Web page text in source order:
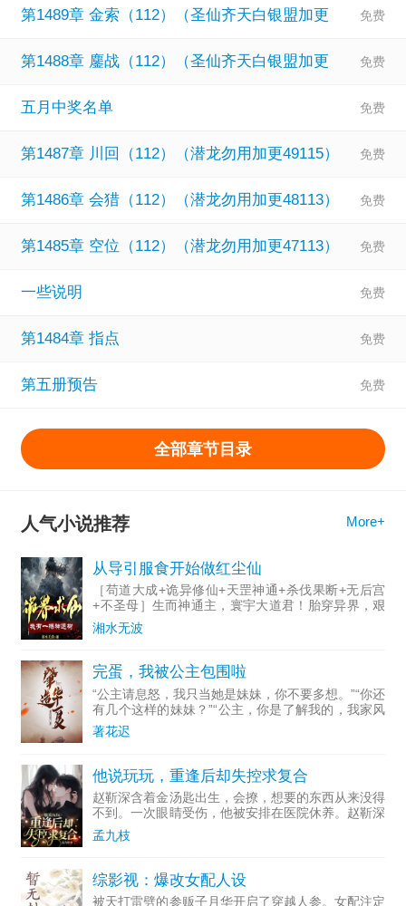
第1489章 金索（112）（圣仙齐天白银盟加更
第1488章 鏖战（112）（圣仙齐天白银盟加更
五月中奖名单
第1487章 川回（112）（潜龙勿用加更49115）
第1486章 会猎（112）（潜龙勿用加更48113）
第1485章 空位（112）（潜龙勿用加更47113）
一些说明
第1484章 指点
第五册预告
全部章节目录
人气小说推荐 More+
从导引服食开始做红尘仙
［苟道大成+诡异修仙+天罡神通+杀伐果断+无后宫
+不圣母］生而神通主，寰宇大道君！胎穿异界，艰
难求存，又有妖诡横行，人命贱如草木，幸有异宝加
身，习武修仙，神通自成，横推一世，终成一界大
湘水无波
完蛋，我被公主包围啦
“公主请息怒，我只当她是妹妹，你不要多想。”“你还
有几个这样的妹妹？”“公主，你是了解我的，我家风
清正！”“呵！清正到搜鸾集凤？”“公主有礼！”“你个
没良心的，招惹我的时候怎么没见你如此知礼？”“公
著花迟
他说玩玩，重逢后却失控求复合
赵靳深含着金汤匙出生，会撩，想要的东西从来没得
不到。一次眼睛受伤，他被安排在医院休养。赵靳深
以为日子要变得无聊时，出现一个护士，虽然看不
见，女孩声音却像百灵鸟，让他深深沉迷。女孩也很
孟九枝
综影视：爆改女配人设
被天打雷劈的参贩子月华开启了穿越人参。女配注定